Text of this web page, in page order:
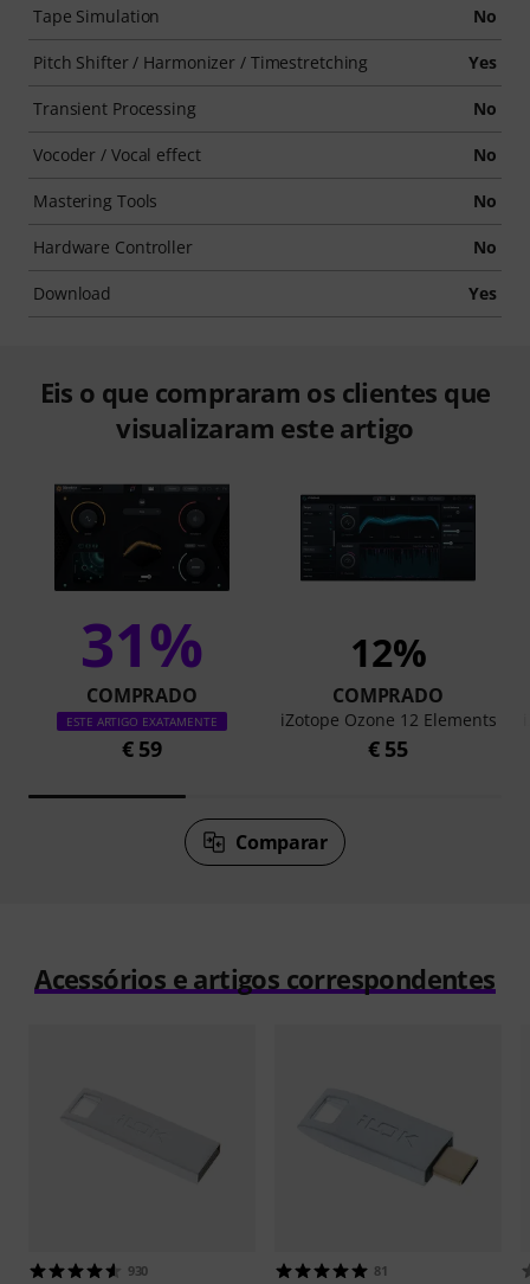
Tape Simulation No
Pitch Shifter / Harmonizer / Timestretching Yes
Transient Processing No
Vocoder / Vocal effect No
Mastering Tools No
Hardware Controller No
Download Yes
Eis o que compraram os clientes que
visualizaram este artigo
31%
COMPRADO
ESTE ARTIGO EXATAMENTE
€ 59
12%
COMPRADO
iZotope Ozone 12 Elements
€ 55
Comparar
Acessórios e artigos correspondentes
930 81